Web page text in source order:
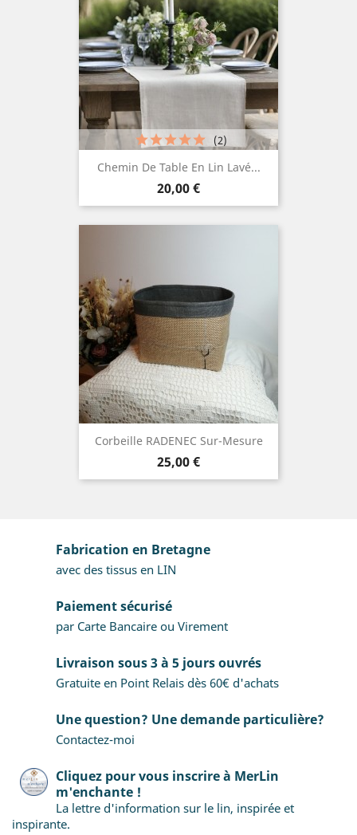
Chemin De Table En Lin Lavé...
Prix
20,00 €
(2)
Corbeille RADENEC Sur-Mesure
Prix
25,00 €
Fabrication en Bretagne
avec des tissus en LIN
Paiement sécurisé
par Carte Bancaire ou Virement
Livraison sous 3 à 5 jours ouvrés
Gratuite en Point Relais dès 60€ d'achats
Une question? Une demande particulière?
Contactez-moi
Cliquez pour vous inscrire à MerLin
m'enchante !
La lettre d'information sur le lin, inspirée et
inspirante.